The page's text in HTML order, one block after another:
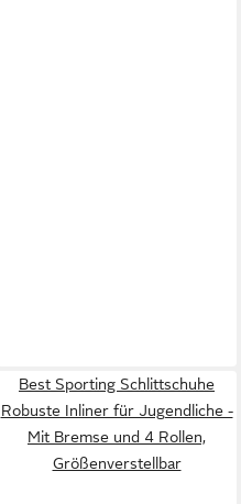
Best Sporting Schlittschuhe
Robuste Inliner für Jugendliche -
Mit Bremse und 4 Rollen,
Größenverstellbar